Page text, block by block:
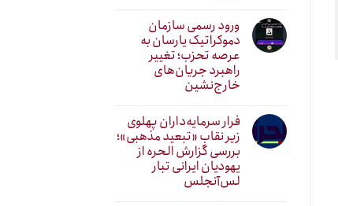
ورود رسمی سازمان
دموکراتیک یارسان به
عرصه تحزب؛ تغییر
راهبرد جریان‌های
خارج‌نشین
فرار سرمایه‌داران پهلوی
زیر نقابِ «تبعید مذهبی»؛
بررسی گزارش الحره از
یهودیان ایرانی تبار
لس‌آنجلس